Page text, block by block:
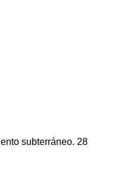
subterráneo. 28